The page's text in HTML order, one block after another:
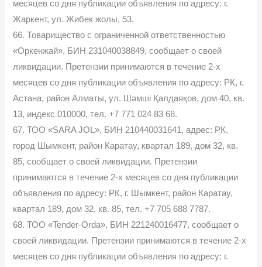
месяцев со дня публикации объявления по адресу: г.
Жаркент, ул. Жибек жолы, 53.
66. Товарищество с ограниченной ответственностью
«Оркенжай», БИН 231040038849, сообщает о своей
ликвидации. Претензии принимаются в течение 2-х
месяцев со дня публикации объявления по адресу: РК, г.
Астана, район Алматы, ул. Шәмші Қалдаяқов, дом 40, кв.
13, индекс 010000, тел. +7 771 024 83 68.
67. ТОО «SARA JOL», БИН 210440031641, адрес: РК,
город Шымкент, район Каратау, квартал 189, дом 32, кв.
85, сообщает о своей ликвидации. Претензии
принимаются в течение 2-х месяцев со дня публикации
объявления по адресу: РК, г. Шымкент, район Каратау,
квартал 189, дом 32, кв. 85, тел. +7 705 688 7787.
68. ТОО «Tender-Orda», БИН 221240016477, сообщает о
своей ликвидации. Претензии принимаются в течение 2-х
месяцев со дня публикации объявления по адресу: г.